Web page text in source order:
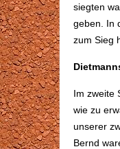
siegten
geben. In
zum Sieg
Im zweite
wie zu
unserer
Bernd